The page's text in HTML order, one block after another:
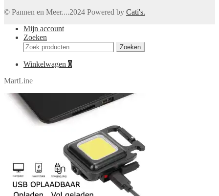
© Pannen en Meer....2024 Powered by Cati's.
Mijn account
Zoeken
Zoeken
naar:
Zoeken
Winkelwagen 0
MartLine